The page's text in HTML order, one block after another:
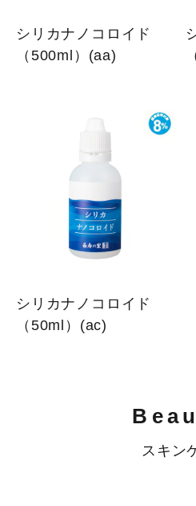
シリカナノコロイド
（500ml）(aa)
シリカナノコロイド
（50ml）(ac)
スキン